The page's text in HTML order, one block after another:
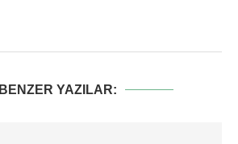
BENZER YAZILAR: